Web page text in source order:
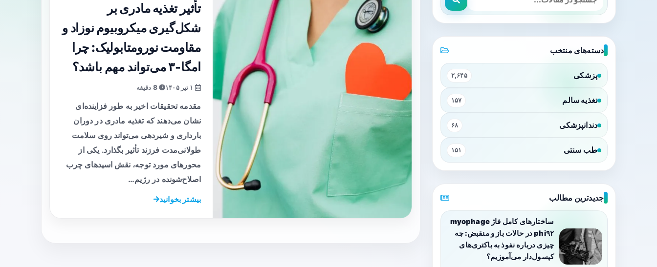
تأثیر تغذیه مادری بر
شکل‌گیری میکروبیوم نوزاد و
مقاومت نورومتابولیک: چرا
امگا‑۳ می‌تواند مهم باشد؟
8 دقیقه
مقدمه تحقیقات اخیر به طور فزاینده‌ای
نشان می‌دهند که تغذیه مادری در دوران
بارداری و شیردهی می‌تواند روی سلامت
طولانی‌مدت فرزند تأثیر بگذارد. یکی از
محورهای مورد توجه، نقش اسیدهای چرب
اصلاح‌شونده در رژیم…
بیشتر بخوانید
دسته‌های منتخب
پزشکی ۲,۶۴۵
تغذیه سالم ۱۵۷
دندانپزشکی ۶۸
طب سنتی ۱۵۱
جدیدترین مطالب
ساختارهای کامل فاژ myophage
phi۹۲ در حالات باز و منقبض: چه
چیزی درباره نفوذ به باکتری‌های
کپسول‌دار می‌آموزیم؟